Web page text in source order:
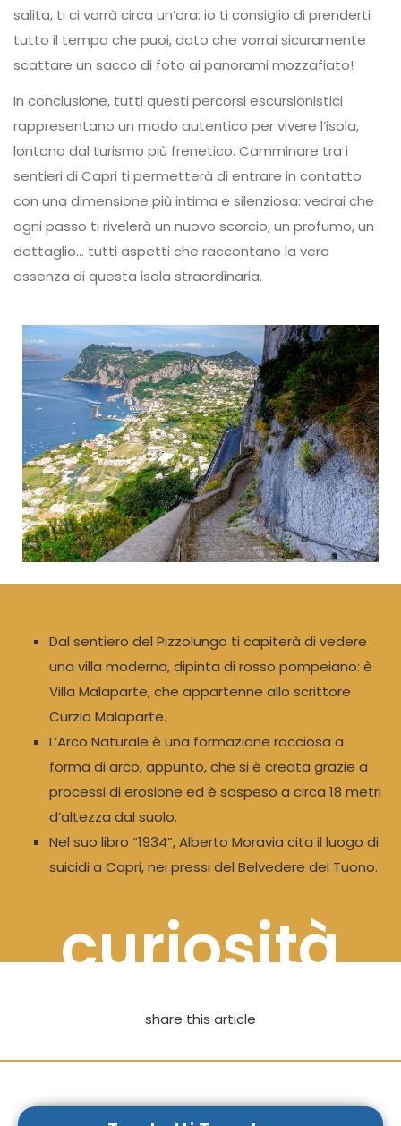
salita, ti ci vorrà circa un’ora: io ti consiglio di prenderti
tutto il tempo che puoi, dato che vorrai sicuramente
scattare un sacco di foto ai panorami mozzafiato!
In conclusione, tutti questi percorsi escursionistici
rappresentano un modo autentico per vivere l’isola,
lontano dal turismo più frenetico. Camminare tra i
sentieri di Capri ti permetterà di entrare in contatto
con una dimensione più intima e silenziosa: vedrai che
ogni passo ti rivelerà un nuovo scorcio, un profumo, un
dettaglio… tutti aspetti che raccontano la vera
essenza di questa isola straordinaria.
Dal sentiero del Pizzolungo ti capiterà di vedere
una villa moderna, dipinta di rosso pompeiano: è
Villa Malaparte, che appartenne allo scrittore
Curzio Malaparte.
L’Arco Naturale è una formazione rocciosa a
forma di arco, appunto, che si è creata grazie a
processi di erosione ed è sospeso a circa 18 metri
d’altezza dal suolo.
Nel suo libro “1934”, Alberto Moravia cita il luogo di
suicidi a Capri, nei pressi del Belvedere del Tuono.
curiosità
share this article